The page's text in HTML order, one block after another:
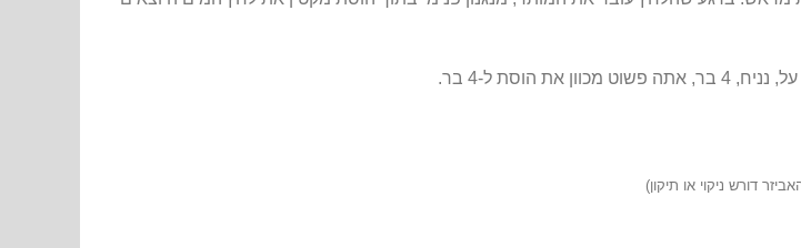
ל-4 בר.
דורש ניקוי או תיקון)